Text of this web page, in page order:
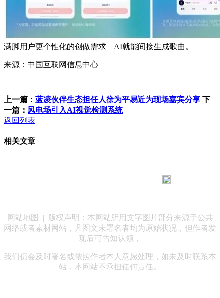
满脚用户更个性化的创做需求，AI就能间接生成歌曲。
来源：中国互联网信息中心
上一篇： 蓝凌伙伴生态担任人徐为平易近为现场嘉宾分享 下
一篇： 风电场引入AI视觉检测系统
返回列表
相关文章
网站地图
| 版权声明：本网站所用文字图片部分来源于公共
网络或者素材网站，凡图文未署名者均为原始状况，但作者发
现后可告知认领，
我们仍会及时署名或依照作者本人意愿处理，如未及时联系本
站，本网站不承担任何责任。